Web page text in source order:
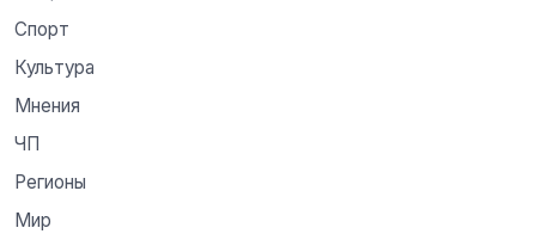
Спорт
Культура
Мнения
ЧП
Регионы
Мир